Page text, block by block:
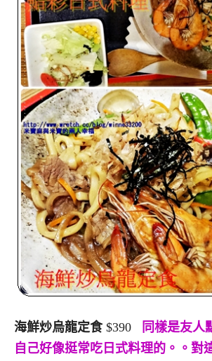
海鮮炒烏龍定食$390
同樣是友
自己好像挺常吃日式料理的。。對